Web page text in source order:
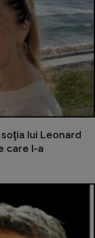
lui Leonard
care l-a